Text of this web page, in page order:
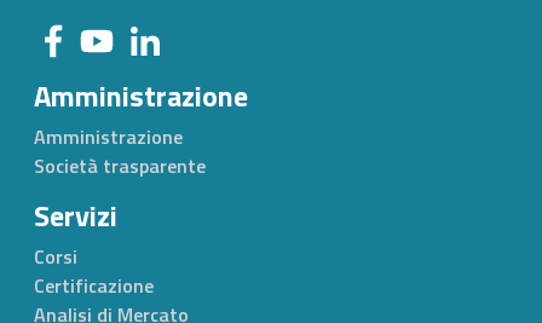
Amministrazione
Amministrazione
Società trasparente
Servizi
Corsi
Certificazione
Analisi di Mercato